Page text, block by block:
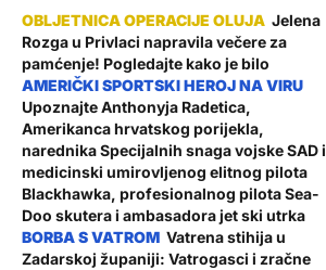
Jelena
Rozga u Privlaci napravila večere za
pamćenje! Pogledajte kako je bilo
Upoznajte Anthonyja Radetica,
Amerikanca hrvatskog porijekla,
narednika Specijalnih snaga vojske SAD i
medicinski umirovljenog elitnog pilota
Blackhawka, profesionalnog pilota Sea-
Doo skutera i ambasadora jet ski utrka
Vatrena stihija u
Zadarskoj županiji: Vatrogasci i zračne